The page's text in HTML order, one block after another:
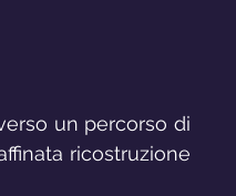
un percorso di
ricostruzione